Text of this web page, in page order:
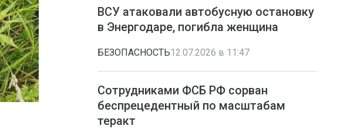
ВСУ атаковали автобусную остановку
в Энергодаре, погибла женщина
БЕЗОПАСНОСТЬ12.07.2026 в 11:47
Сотрудниками ФСБ РФ сорван
беспрецедентный по масштабам
теракт